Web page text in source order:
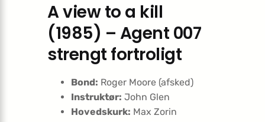
A view to a kill
(1985) – Agent 007
strengt fortroligt
Bond: Roger Moore (afsked)
Instruktør: John Glen
Hovedskurk: Max Zorin